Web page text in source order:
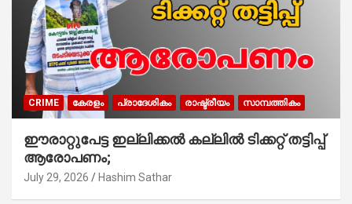
CRIME കേരളം പ്രാദേശികം രാഷ്ട്രീയം സാമ്പത്തികം
ഈരാറ്റുപേട്ട ഇല്ലിക്കൽ കല്ലിൽ ടിക്കറ്റ് തട്ടിപ്പ്
ആരോപണം;
July 29, 2026 Hashim Sathar